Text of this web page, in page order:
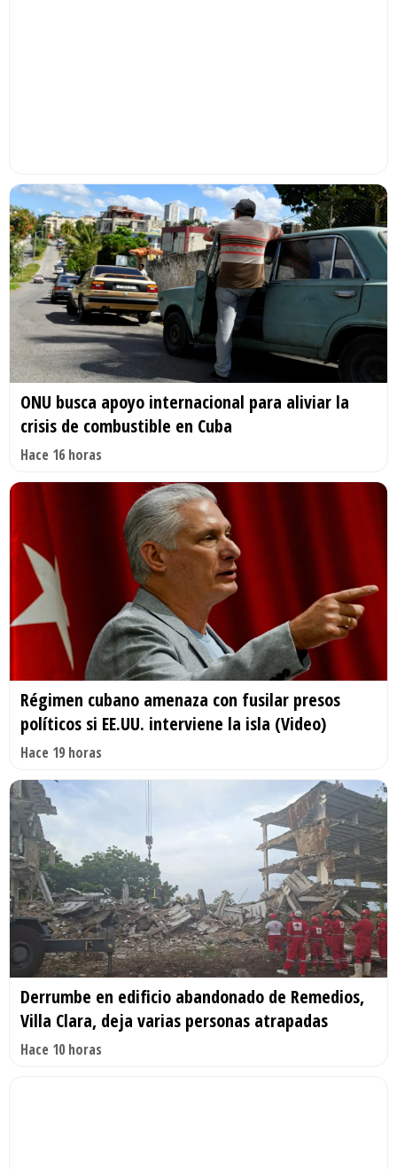
ONU busca apoyo internacional para aliviar la
crisis de combustible en Cuba
Hace 16 horas
Régimen cubano amenaza con fusilar presos
políticos si EE.UU. interviene la isla (Video)
Hace 19 horas
Derrumbe en edificio abandonado de Remedios,
Villa Clara, deja varias personas atrapadas
Hace 10 horas